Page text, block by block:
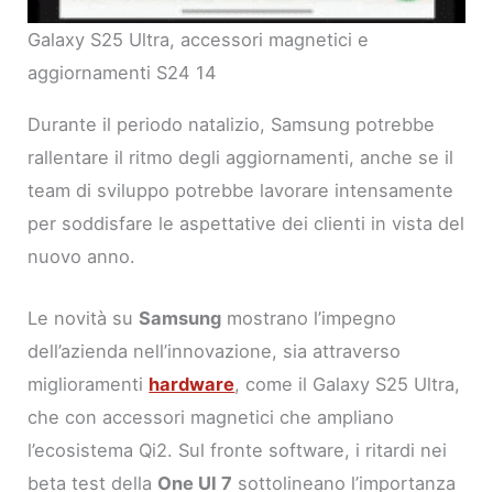
Galaxy S25 Ultra, accessori magnetici e
aggiornamenti S24 14
Durante il periodo natalizio, Samsung potrebbe
rallentare il ritmo degli aggiornamenti, anche se il
team di sviluppo potrebbe lavorare intensamente
per soddisfare le aspettative dei clienti in vista del
nuovo anno.
Le novità suSamsung mostrano l’impegno
dell’azienda nell’innovazione, sia attraverso
miglioramenti hardware, come il Galaxy S25 Ultra,
che con accessori magnetici che ampliano
l’ecosistema Qi2. Sul fronte software, i ritardi nei
beta test della One UI 7 sottolineano l’importanza